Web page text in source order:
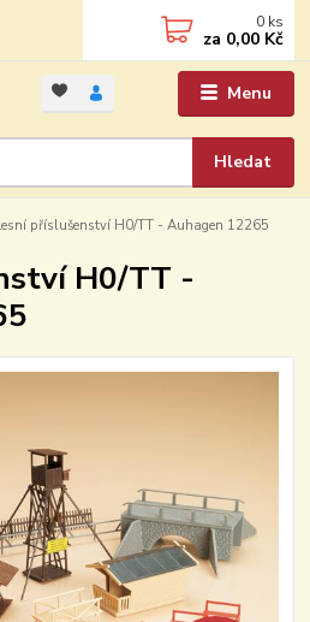
Menu
Hledat
0 ks
za 0,00 Kč
příslušenství H0/TT - Auhagen 12265
H0/TT -